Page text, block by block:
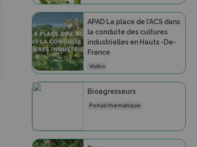
APAD La place de l'ACS dans
la conduite des cultures
industrielles en Hauts -De-
France
Vidéo
Bioagresseurs
Portail thématique